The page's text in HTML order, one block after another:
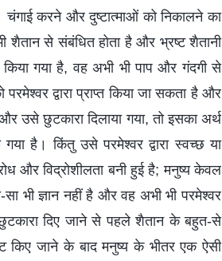
चंगाई करने और दुष्टात्माओं को निकालने का
शैतान से संबंधित होता है और भ्रष्ट शैतानी
गया है, वह अभी भी पाप और गंदगी से
द्वारा प्राप्त किया जा सकता है और
उसे छुटकारा दिलाया गया, तो इसका अर्थ
है। किंतु उसे परमेश्वर द्वारा स्वच्छ या
और विद्रोशीलता बनी हुई है; मनुष्य केवल
भी ज्ञान नहीं है और वह अभी भी परमेश्वर
दिए जाने से पहले शैतान के बहुत-से
किए जाने के बाद मनुष्य के भीतर एक ऐसी